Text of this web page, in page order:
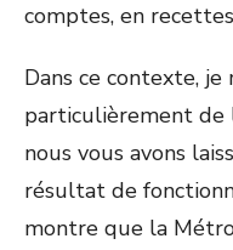
comptes, en
Dans ce contexte,
particulièrement de
nous vous avons
résultat de
montre que la